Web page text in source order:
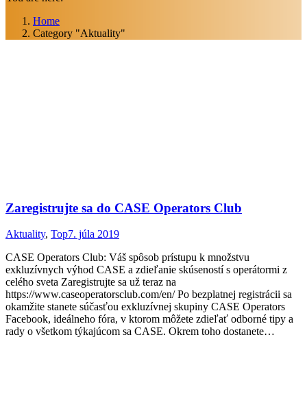
Home
Category "Aktuality"
Zaregistrujte sa do CASE Operators Club
Aktuality, Top7. júla 2019
CASE Operators Club: Váš spôsob prístupu k množstvu
exkluzívnych výhod CASE a zdieľanie skúseností s operátormi z
celého sveta Zaregistrujte sa už teraz na
https://www.caseoperatorsclub.com/en/ Po bezplatnej registrácii sa
okamžite stanete súčasťou exkluzívnej skupiny CASE Operators
Facebook, ideálneho fóra, v ktorom môžete zdieľať odborné tipy a
rady o všetkom týkajúcom sa CASE. Okrem toho dostanete…